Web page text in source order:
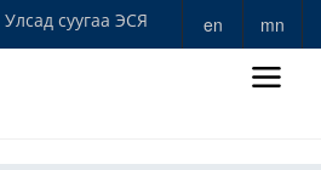
суугаа ЭСЯ en mn